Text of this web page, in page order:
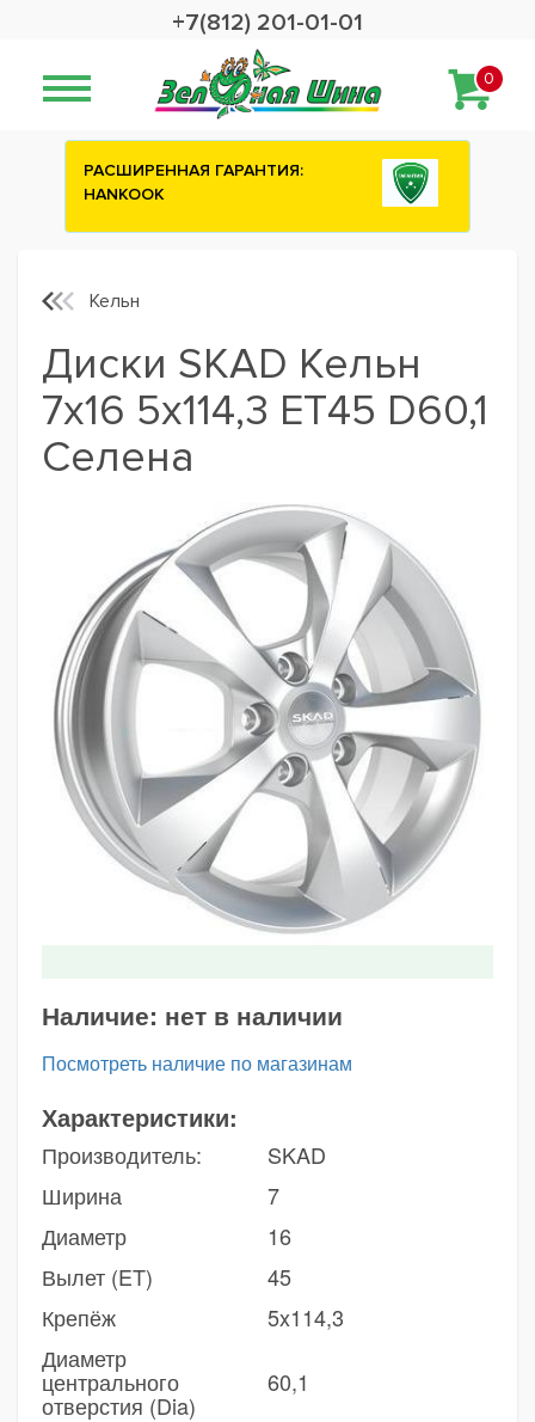
+7(812) 201-01-01
0
Сashback 2500 рублей на зимние
Кельн
Диски SKAD Кельн
7x16 5x114,3 ET45 D60,1
Селена
Наличие: нет в наличии
Посмотреть наличие по магазинам
Характеристики:
Производитель:
SKAD
Ширина
7
Диаметр
16
Вылет (ET)
45
Крепёж
5x114,3
Диаметр
центрального
отверстия (Dia)
60,1